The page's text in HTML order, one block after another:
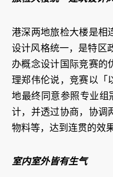
港深两地旅检大楼是相
设计风格统一，是特区
办概念设计国际竞赛的
理郑伟伦说，竞赛以「
地最终同意参照专业
计，并透过协商，协调
物料等，达到连贯的效果
室内室外皆有生气